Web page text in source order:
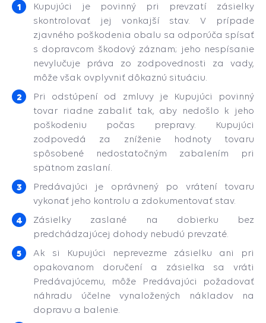
Kupujúci je povinný pri prevzatí zásielky
skontrolovať jej vonkajší stav. V prípade
zjavného poškodenia obalu sa odporúča spísať
s dopravcom škodový záznam; jeho nespísanie
nevylučuje práva zo zodpovednosti za vady,
môže však ovplyvniť dôkaznú situáciu.
Pri odstúpení od zmluvy je Kupujúci povinný
tovar riadne zabaliť tak, aby nedošlo k jeho
poškodeniu počas prepravy. Kupujúci
zodpovedá za zníženie hodnoty tovaru
spôsobené nedostatočným zabalením pri
spätnom zaslaní.
Predávajúci je oprávnený po vrátení tovaru
vykonať jeho kontrolu a zdokumentovať stav.
Zásielky zaslané na dobierku bez
predchádzajúcej dohody nebudú prevzaté.
Ak si Kupujúci neprevezme zásielku ani pri
opakovanom doručení a zásielka sa vráti
Predávajúcemu, môže Predávajúci požadovať
náhradu účelne vynaložených nákladov na
dopravu a balenie.